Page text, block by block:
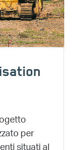
per